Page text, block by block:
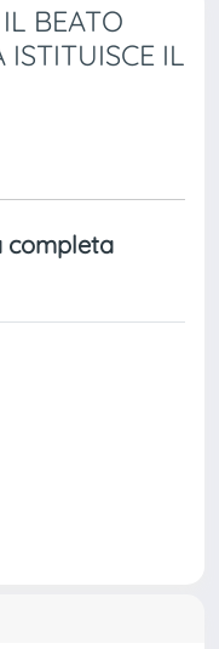
BEATO
ISTITUISCE IL
completa